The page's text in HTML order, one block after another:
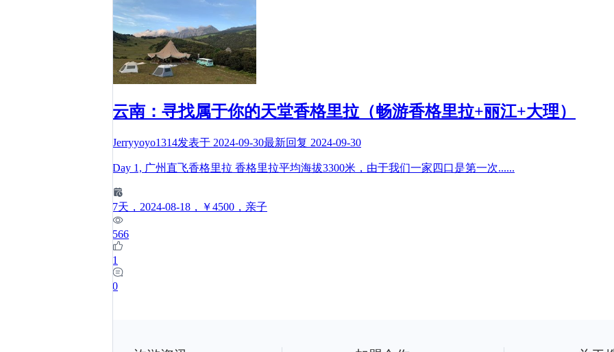
云南：寻找属于你的天堂香格里拉（畅游香格里拉+丽江+大理）
Jerryyoyo1314发表于 2024-09-30最新回复 2024-09-30
Day 1, 广州直飞香格里拉 香格里拉平均海拔3300米，由于我们一家四口是第一次......
7天 ，2024-08-18 ，￥4500 ，亲子
566
1
0